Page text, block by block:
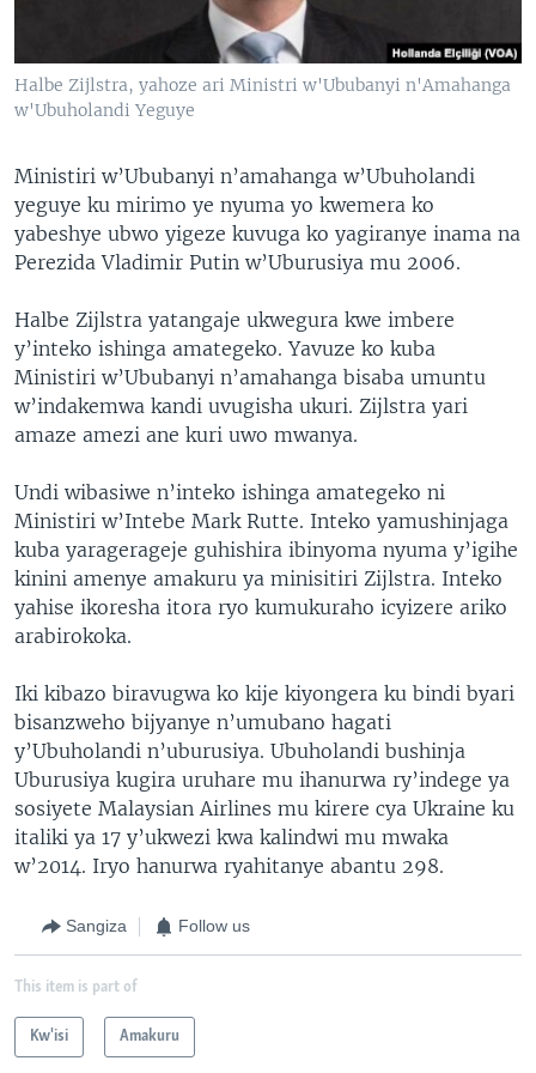
Halbe Zijlstra, yahoze ari Ministri w'Ububanyi n'Amahanga
w'Ubuholandi Yeguye
Ministiri w’Ububanyi n’amahanga w’Ubuholandi
yeguye ku mirimo ye nyuma yo kwemera ko
yabeshye ubwo yigeze kuvuga ko yagiranye inama na
Perezida Vladimir Putin w’Uburusiya mu 2006.
Halbe Zijlstra yatangaje ukwegura kwe imbere
y’inteko ishinga amategeko. Yavuze ko kuba
Ministiri w’Ububanyi n’amahanga bisaba umuntu
w’indakemwa kandi uvugisha ukuri. Zijlstra yari
amaze amezi ane kuri uwo mwanya.
Undi wibasiwe n’inteko ishinga amategeko ni
Ministiri w’Intebe Mark Rutte. Inteko yamushinjaga
kuba yaragerageje guhishira ibinyoma nyuma y’igihe
kinini amenye amakuru ya minisitiri Zijlstra. Inteko
yahise ikoresha itora ryo kumukuraho icyizere ariko
arabirokoka.
Iki kibazo biravugwa ko kije kiyongera ku bindi byari
bisanzweho bijyanye n’umubano hagati
y’Ubuholandi n’uburusiya. Ubuholandi bushinja
Uburusiya kugira uruhare mu ihanurwa ry’indege ya
sosiyete Malaysian Airlines mu kirere cya Ukraine ku
italiki ya 17 y’ukwezi kwa kalindwi mu mwaka
w’2014. Iryo hanurwa ryahitanye abantu 298.
Sangiza Follow us
This item is part of
Kw'isi Amakuru